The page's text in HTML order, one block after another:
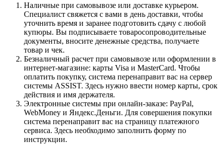
Наличные при самовывозе или доставке курьером.
Специалист свяжется с вами в день доставки, чтобы
уточнить время и заранее подготовить сдачу с любой
купюры. Вы подписываете товаросопроводительные
документы, вносите денежные средства, получаете
товар и чек.
Безналичный расчет при самовывозе или оформлении в
интернет-магазине: карты Visa и MasterCard. Чтобы
оплатить покупку, система перенаправит вас на сервер
системы ASSIST. Здесь нужно ввести номер карты, срок
действия и имя держателя.
Электронные системы при онлайн-заказе: PayPal,
WebMoney и Яндекс.Деньги. Для совершения покупки
система перенаправит вас на страницу платежного
сервиса. Здесь необходимо заполнить форму по
инструкции.